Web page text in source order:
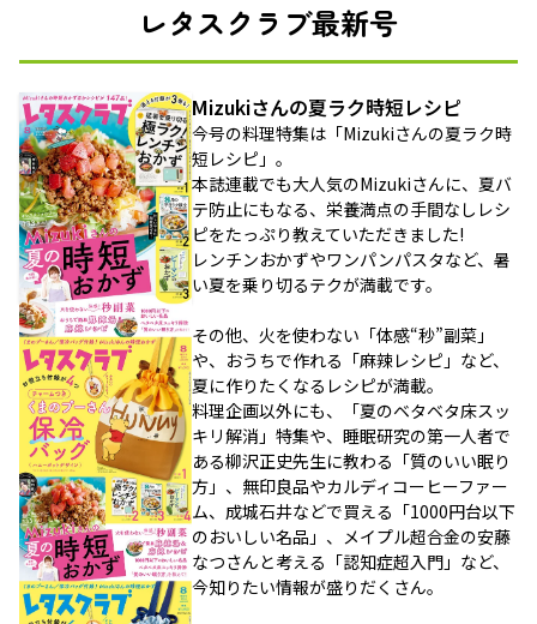
レタスクラブ最新号
Mizukiさんの夏ラク時短レシピ
今号の料理特集は「Mizukiさんの夏ラク時
短レシピ」。
本誌連載でも大人気のMizukiさんに、夏バ
テ防止にもなる、栄養満点の手間なしレシ
ピをたっぷり教えていただきました!
レンチンおかずやワンパンパスタなど、暑
い夏を乗り切るテクが満載です。
その他、火を使わない「体感“秒”副菜」
や、おうちで作れる「麻辣レシピ」など、
夏に作りたくなるレシピが満載。
料理企画以外にも、「夏のベタベタ床スッ
キリ解消」特集や、睡眠研究の第一人者で
ある柳沢正史先生に教わる「質のいい眠り
方」、無印良品やカルディコーヒーファー
ム、成城石井などで買える「1000円台以下
のおいしい名品」、メイプル超合金の安藤
なつさんと考える「認知症超入門」など、
今知りたい情報が盛りだくさん。